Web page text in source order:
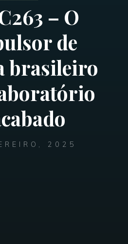
– O
de
brasileiro
2025